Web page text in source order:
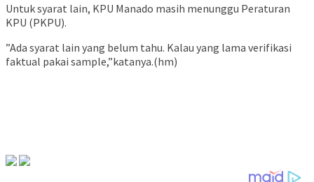
Untuk syarat lain, KPU Manado masih menunggu Peraturan
KPU (PKPU).
”Ada syarat lain yang belum tahu. Kalau yang lama verifikasi
faktual pakai sample,”katanya.(hm)